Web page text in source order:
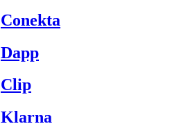
Conekta
Dapp
Clip
Klarna